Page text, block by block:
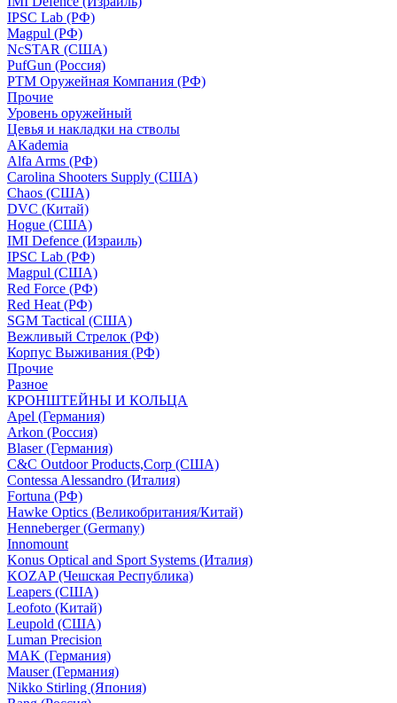
IPSC Lab (РФ)
Magpul (РФ)
NcSTAR (США)
PufGun (Россия)
РТМ Оружейная Компания (РФ)
Прочие
Уровень оружейный
Цевья и накладки на стволы
AKademia
Alfa Arms (РФ)
Carolina Shooters Supply (США)
Chaos (США)
DVC (Китай)
Hogue (США)
IMI Defence (Израиль)
IPSC Lab (РФ)
Magpul (США)
Red Force (РФ)
Red Heat (РФ)
SGM Tactical (США)
Вежливый Стрелок (РФ)
Корпус Выживания (РФ)
Прочие
Разное
КРОНШТЕЙНЫ И КОЛЬЦА
Apel (Германия)
Arkon (Россия)
Blaser (Германия)
C&C Outdoor Products,Corp (США)
Contessa Alessandro (Италия)
Fortuna (РФ)
Hawke Optics (Великобритания/Китай)
Henneberger (Germany)
Innomount
Konus Optical and Sport Systems (Италия)
KOZAP (Чешская Республика)
Leapers (США)
Leofoto (Китай)
Leupold (США)
Luman Precision
MAK (Германия)
Mauser (Германия)
Nikko Stirling (Япония)